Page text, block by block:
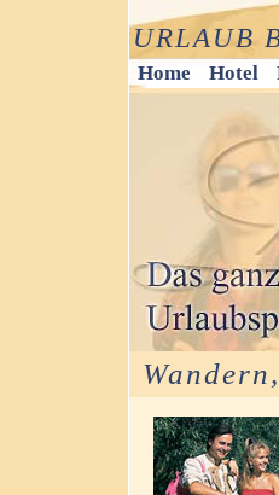
URLAUB
Home Hotel